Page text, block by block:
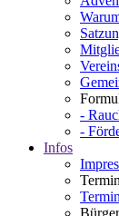
-
-
Infos